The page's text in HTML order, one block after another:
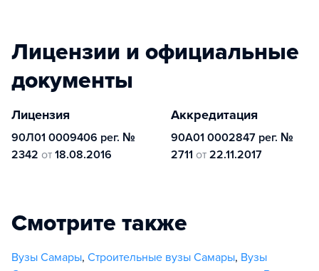
Лицензии и официальные
документы
Лицензия
90Л01 0009406 рег. №
2342 от 18.08.2016
Аккредитация
90А01 0002847 рег. №
2711 от 22.11.2017
Смотрите также
Вузы Самары, Строительные вузы Самары, Вузы